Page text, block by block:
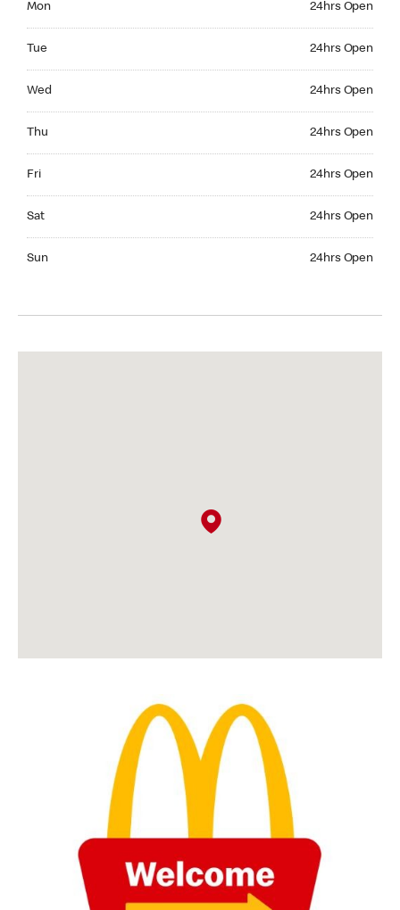
Mon 24hrs Open
Tue 24hrs Open
Wed 24hrs Open
Thu 24hrs Open
Fri 24hrs Open
Sat 24hrs Open
Sun 24hrs Open